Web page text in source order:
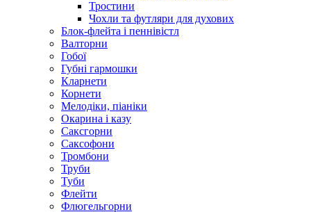
Тростини
Чохли та футляри для духових
Блок-флейта і пеннівістл
Валторни
Гобої
Губні гармошки
Кларнети
Корнети
Мелодіки, піаніки
Окарина і казу
Саксгорни
Саксофони
Тромбони
Труби
Туби
Флейти
Флюгельгорни